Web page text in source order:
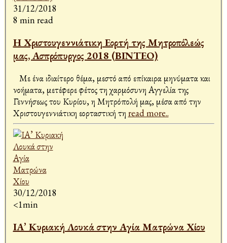
31/12/2018
8 min read
Η Χριστουγεννιάτικη Εορτή της Μητροπόλεώς
μας, Ασπρόπυργος 2018 (ΒΙΝΤΕΟ)
Με ένα ιδιαίτερο θέμα, μεστό από επίκαιρα μηνύματα και
νοήματα, μετέφερε φέτος τη χαρμόσυνη Αγγελία της
Γεννήσεως του Κυρίου, η Μητρόπολή μας, μέσα από την
Χριστουγεννιάτικη εορταστική τη read more..
30/12/2018
<1min
ΙΑ’ Κυριακή Λουκά στην Αγία Ματρώνα Χίου